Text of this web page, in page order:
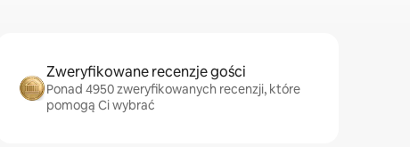
Zweryfikowane recenzje gości
Ponad 4950 zweryfikowanych recenzji, które
pomogą Ci wybrać